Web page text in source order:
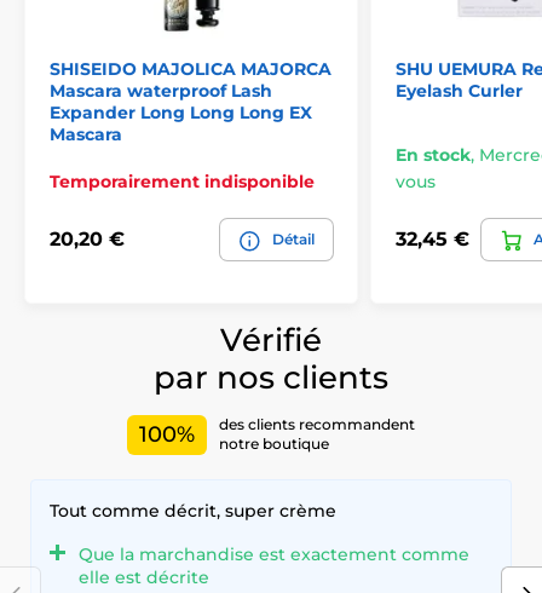
SHISEIDO MAJOLICA MAJORCA
Mascara waterproof Lash
Expander Long Long Long EX
Mascara
Temporairement indisponible
20,20 € Détail
SHU UEMURA
Eyelash Curler
En stock,
vous
32,45 €
Vérifié
par nos clients
100%
des clients recommandent
notre boutique
Tout comme décrit, super crème
Que la marchandise est exactement comme
elle est décrite